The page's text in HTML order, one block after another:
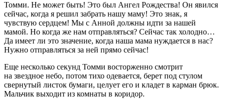
Томми. Не может быть! Это был Ангел Рождества! Он явился
сейчас, когда я решил забрать нашу маму! Это знак, я
чувствую сердцем! Мы с Анной должны идти за нашей
мамой. Но когда же нам отправляться? Сейчас так холодно…
Да имеет ли это значение, когда наша мама нуждается в нас?
Нужно отправляться за ней прямо сейчас!
Еще несколько секунд Томми восторженно смотрит
на звездное небо, потом тихо одевается, берет под стулом
свернутый листок бумаги, целует его и кладет в карман брюк.
Мальчик выходит из комнаты в коридор.